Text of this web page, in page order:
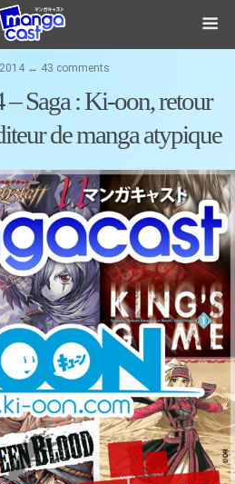
↔ 43 comments
– Saga : Ki-oon, retour
de manga atypique